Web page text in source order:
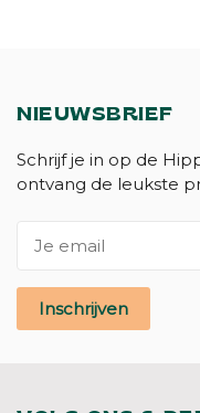
NIEUWSBRIEF
Schrijf je in op de
ontvang de leukste
Inschrijven